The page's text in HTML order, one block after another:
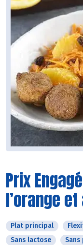
Prix
l’orange
Plat principal
Sans lactose
Sans